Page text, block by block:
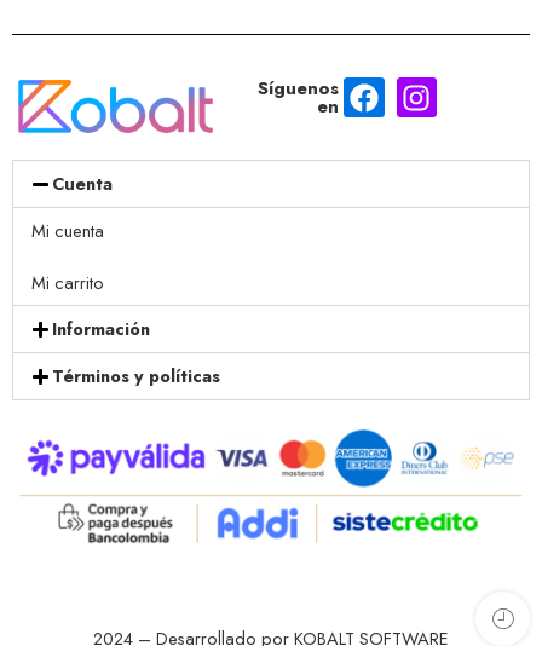
Síguenos
en
Cuenta
Mi cuenta
Mi carrito
Información
Términos y políticas
2024 – Desarrollado por KOBALT SOFTWARE